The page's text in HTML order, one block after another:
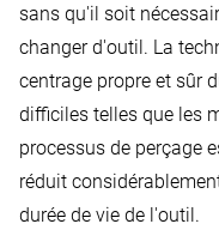
sans qu'il soit
changer d'outil. La
centrage propre et sûr
difficiles telles que les
processus de perçage
réduit
durée de vie de l'outil.